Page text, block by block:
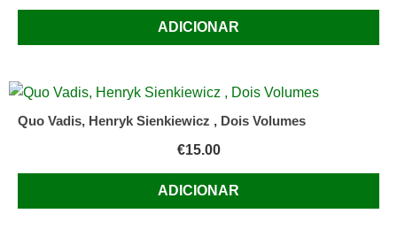
ADICIONAR
Quo Vadis, Henryk Sienkiewicz , Dois Volumes
€15.00
ADICIONAR